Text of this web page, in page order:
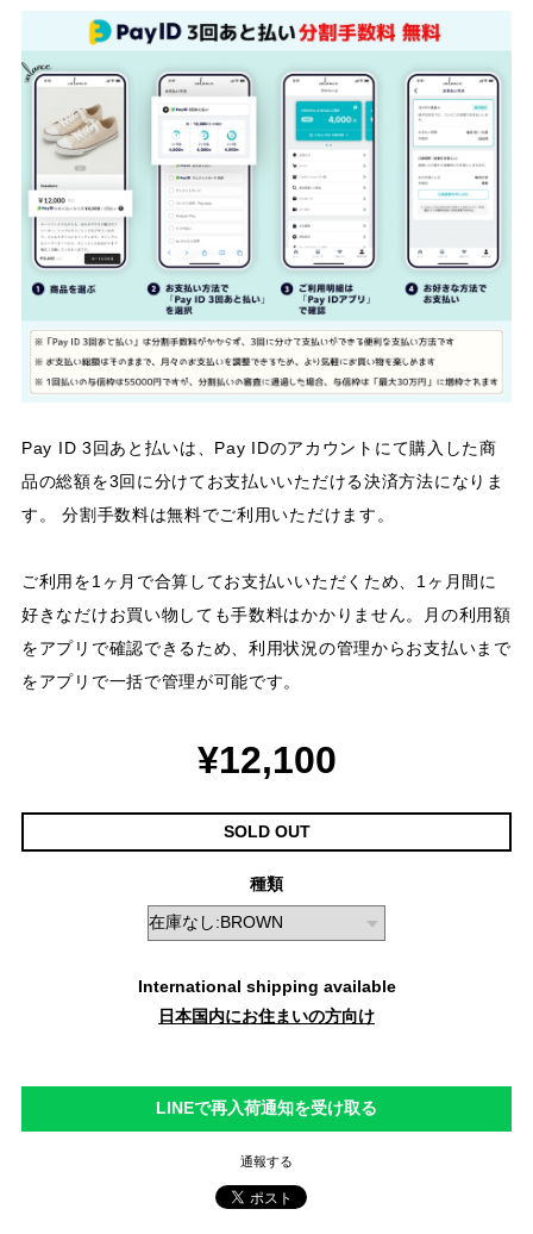
Pay ID 3回あと払いは、Pay IDのアカウントにて購入した商
品の総額を3回に分けてお支払いいただける決済方法になりま
す。 分割手数料は無料でご利用いただけます。
ご利用を1ヶ月で合算してお支払いいただくため、1ヶ月間に
好きなだけお買い物しても手数料はかかりません。月の利用額
をアプリで確認できるため、利用状況の管理からお支払いまで
をアプリで一括で管理が可能です。
¥12,100
SOLD OUT
種類
International shipping available
日本国内にお住まいの方向け
LINEで再入荷通知を受け取る
通報する